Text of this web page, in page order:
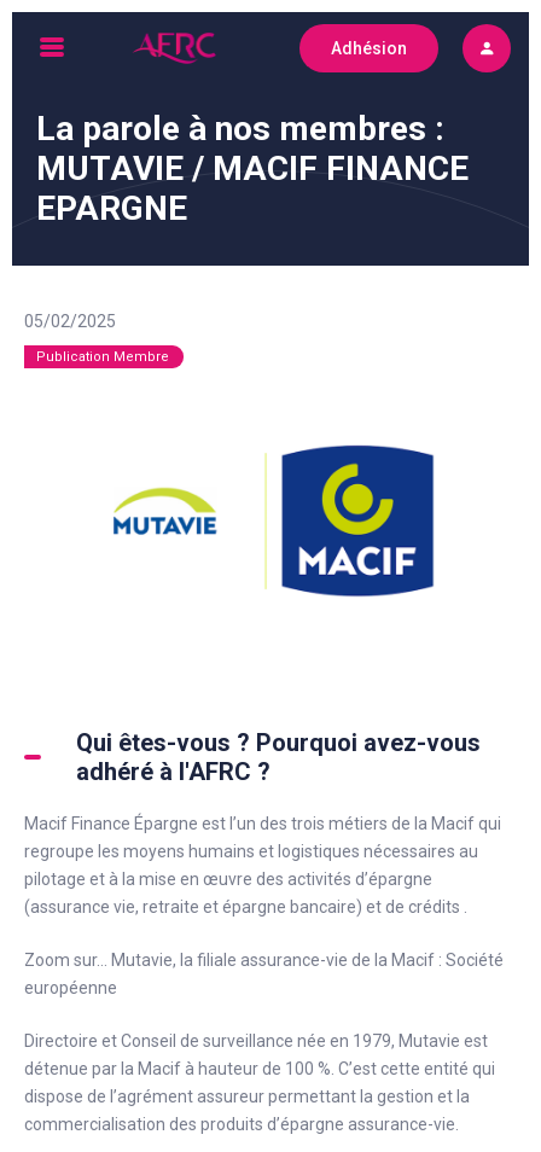
Adhésion
La parole à nos membres :
MUTAVIE / MACIF FINANCE
EPARGNE
05/02/2025
Publication Membre
Qui êtes-vous ? Pourquoi avez-vous
adhéré à l'AFRC ?
Macif Finance Épargne est l’un des trois métiers de la Macif qui
regroupe les moyens humains et logistiques nécessaires au
pilotage et à la mise en œuvre des activités d’épargne
(assurance vie, retraite et épargne bancaire) et de crédits .
Zoom sur… Mutavie, la filiale assurance-vie de la Macif : Société
européenne
Directoire et Conseil de surveillance née en 1979, Mutavie est
détenue par la Macif à hauteur de 100 %. C’est cette entité qui
dispose de l’agrément assureur permettant la gestion et la
commercialisation des produits d’épargne assurance-vie.